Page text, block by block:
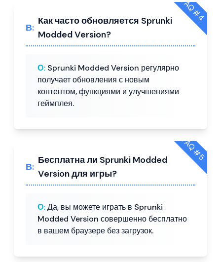
FAQ #
4
В:
Как часто обновляется Sprunki
Modded Version?
О: Sprunki Modded Version регулярно
получает обновления с новым
контентом, функциями и улучшениями
геймплея.
FAQ #
5
В:
Бесплатна ли Sprunki Modded
Version для игры?
О: Да, вы можете играть в Sprunki
Modded Version совершенно бесплатно
в вашем браузере без загрузок.